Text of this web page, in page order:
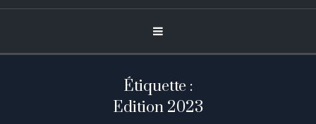
Étiquette :
Edition 2023